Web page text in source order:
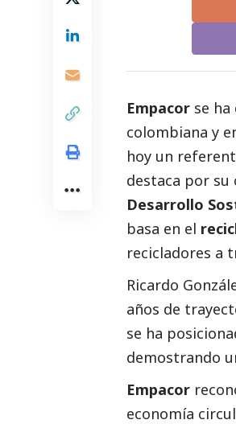
Empacor se
colombiana y
hoy un
destaca por su
Desarrollo
basa en el
recicladores a
Ricardo
años de
se ha
demostrando
Empacor
economía